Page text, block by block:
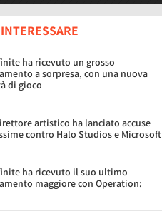
ha ricevuto un grosso
a sorpresa, con una nuova
di gioco
artistico ha lanciato accuse
contro Halo Studios e Microsoft
ha ricevuto il suo ultimo
maggiore con Operation: